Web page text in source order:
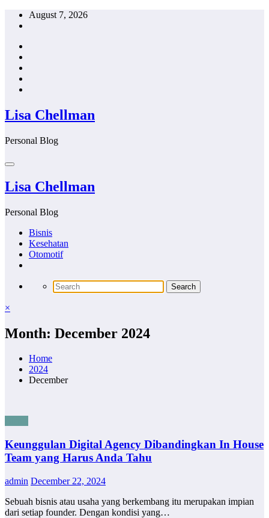
Skip
August 7, 2026
Lisa Chellman
Personal Blog
Lisa Chellman
Personal Blog
Bisnis
Kesehatan
Otomotif
×
Month: December 2024
Home
2024
December
Keunggulan Digital Agency Dibandingkan In House
Team yang Harus Anda Tahu
admin December 22, 2024
Sebuah bisnis atau usaha yang berkembang itu merupakan impian
dari setiap founder. Dengan kondisi yang…